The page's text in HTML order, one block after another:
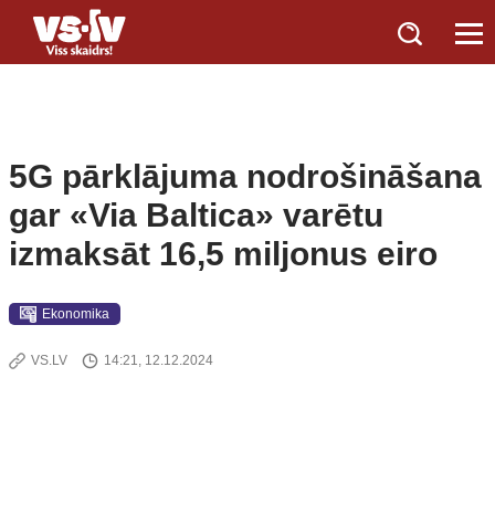
5G pārklājuma nodrošināšana
gar «Via Baltica» varētu
izmaksāt 16,5 miljonus eiro
Ekonomika
VS.LV 14:21, 12.12.2024